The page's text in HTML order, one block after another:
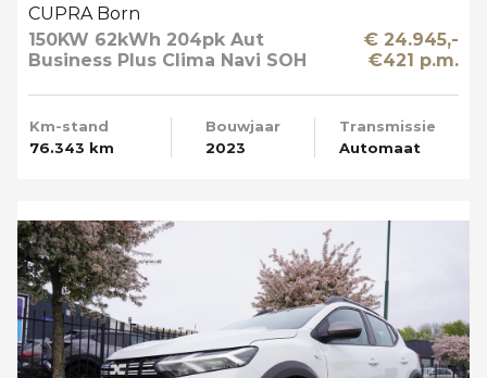
CUPRA Born
150KW 62kWh 204pk Aut
Business Plus Clima Navi SOH
€ 24.945,-
€421 p.m.
Km-stand
76.343 km
Bouwjaar
2023
Transmissie
Automaat